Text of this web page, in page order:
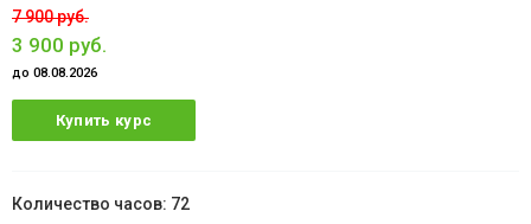
7 900 руб.
3 900 руб.
до 08.08.2026
Купить курс
72